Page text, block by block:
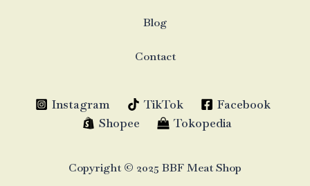
Blog
Contact
Instagram TikTok
Facebook
Shopee
Tokopedia
Copyright © 2025 BBF Meat Shop